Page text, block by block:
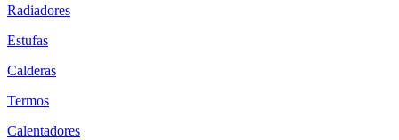
Radiadores
Estufas
Calderas
Termos
Calentadores